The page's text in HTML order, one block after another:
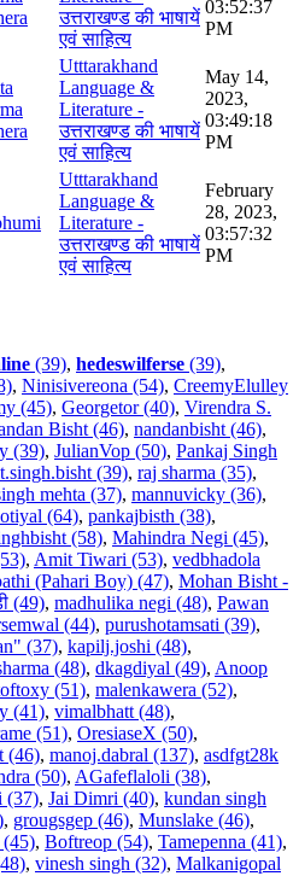
उत्तराखण्ड की भाषायें
एवं साहित्य
03:52:37
PM
Utttarakhand
Language &
Literature -
उत्तराखण्ड की भाषायें
एवं साहित्य
May 14,
2023,
03:49:18
PM
Utttarakhand
Language &
Literature -
उत्तराखण्ड की भाषायें
एवं साहित्य
February
28, 2023,
03:57:32
PM
(39), hedeswilferse (39),
, Ninisivereona (54), CreemyElulley
(45), Georgetor (40), Virendra S.
Bisht (46), nandanbisht (46),
(39), JulianVop (50), Pankaj Singh
(39), raj sharma (35),
mehta (37), mannuvicky (36),
(64), pankajbisth (38),
(58), Mahindra Negi (45),
, Amit Tiwari (53), vedbhadola
(Pahari Boy) (47), Mohan Bisht -
(49), madhulika negi (48), Pawan
(44), purushotamsati (39),
(37), kapilj.joshi (48),
(48), dkagdiyal (49), Anoop
(51), malenkawera (52),
(41), vimalbhatt (48),
(51), OresiaseX (50),
(46), manoj.dabral (137), asdfgt28k
(50), AGafeflaloli (38),
(37), Jai Dimri (40), kundan singh
, grougsgep (46), Munslake (46),
(45), Boftreop (54), Tamepenna (41),
, vinesh singh (32), Malkanigopal